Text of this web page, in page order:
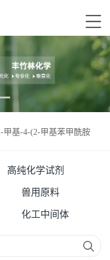
甲基-4-(2-甲基苯甲酰胺
高纯化学试剂
兽用原料
化工中间体